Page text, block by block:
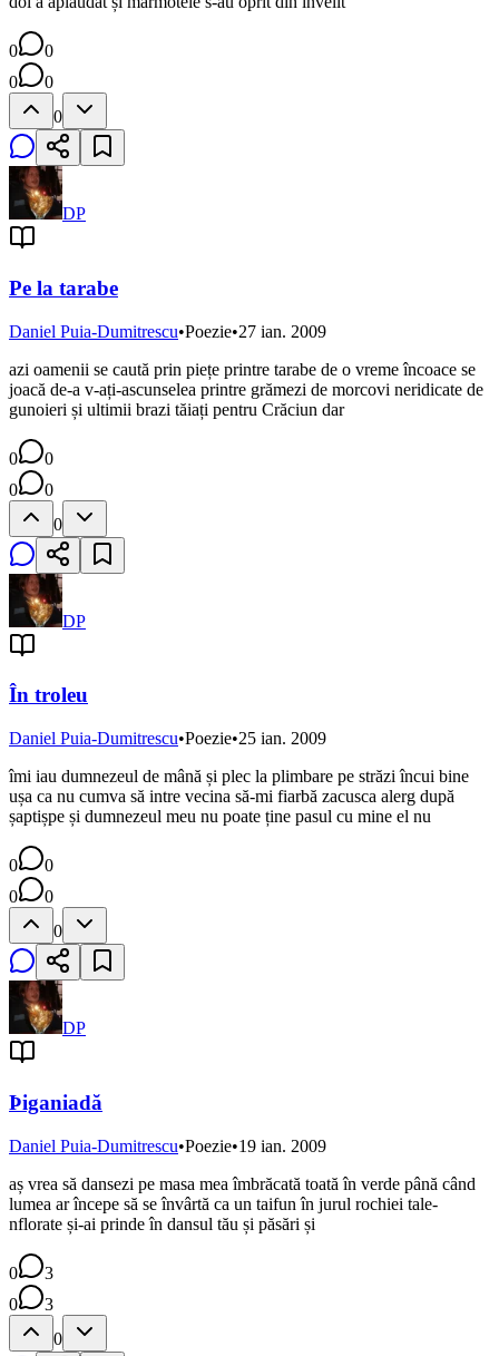
0
0
0
0
0
DP
Pe la tarabe
Daniel Puia-Dumitrescu•Poezie•27 ian. 2009
azi oamenii se caută prin piețe printre tarabe de o vreme încoace se
joacă de-a v-ați-ascunselea printre grămezi de morcovi neridicate de
gunoieri și ultimii brazi tăiați pentru Crăciun dar
0
0
0
0
0
DP
În troleu
Daniel Puia-Dumitrescu•Poezie•25 ian. 2009
îmi iau dumnezeul de mână și plec la plimbare pe străzi încui bine
ușa ca nu cumva să intre vecina să-mi fiarbă zacusca alerg după
șaptișpe și dumnezeul meu nu poate ține pasul cu mine el nu
0
0
0
0
0
DP
Þiganiadă
Daniel Puia-Dumitrescu•Poezie•19 ian. 2009
aș vrea să dansezi pe masa mea îmbrăcată toată în verde până când
lumea ar începe să se învârtă ca un taifun în jurul rochiei tale-
nflorate și-ai prinde în dansul tău și păsări și
0
3
0
3
0